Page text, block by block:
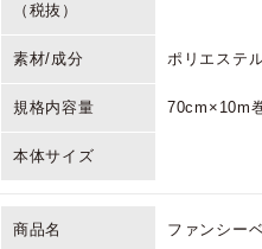
（税抜）
素材/成分 ポリエステ
規格内容量 70cm×10m
本体サイズ
商品名 ファンシー